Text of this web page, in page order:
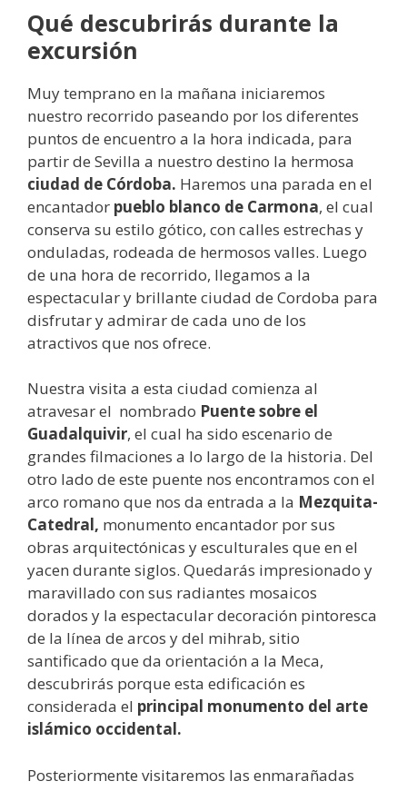
Qué descubrirás durante la
excursión
Muy temprano en la mañana iniciaremos
nuestro recorrido paseando por los diferentes
puntos de encuentro a la hora indicada, para
partir de Sevilla a nuestro destino la hermosa
ciudad de Córdoba. Haremos una parada en el
encantador pueblo blanco de Carmona, el cual
conserva su estilo gótico, con calles estrechas y
onduladas, rodeada de hermosos valles. Luego
de una hora de recorrido, llegamos a la
espectacular y brillante ciudad de Cordoba para
disfrutar y admirar de cada uno de los
atractivos que nos ofrece.
Nuestra visita a esta ciudad comienza al
atravesar el nombrado Puente sobre el
Guadalquivir, el cual ha sido escenario de
grandes filmaciones a lo largo de la historia. Del
otro lado de este puente nos encontramos con el
arco romano que nos da entrada a la Mezquita-
Catedral, monumento encantador por sus
obras arquitectónicas y esculturales que en el
yacen durante siglos. Quedarás impresionado y
maravillado con sus radiantes mosaicos
dorados y la espectacular decoración pintoresca
de la línea de arcos y del mihrab, sitio
santificado que da orientación a la Meca,
descubrirás porque esta edificación es
considerada el principal monumento del arte
islámico occidental.
Posteriormente visitaremos las enmarañadas